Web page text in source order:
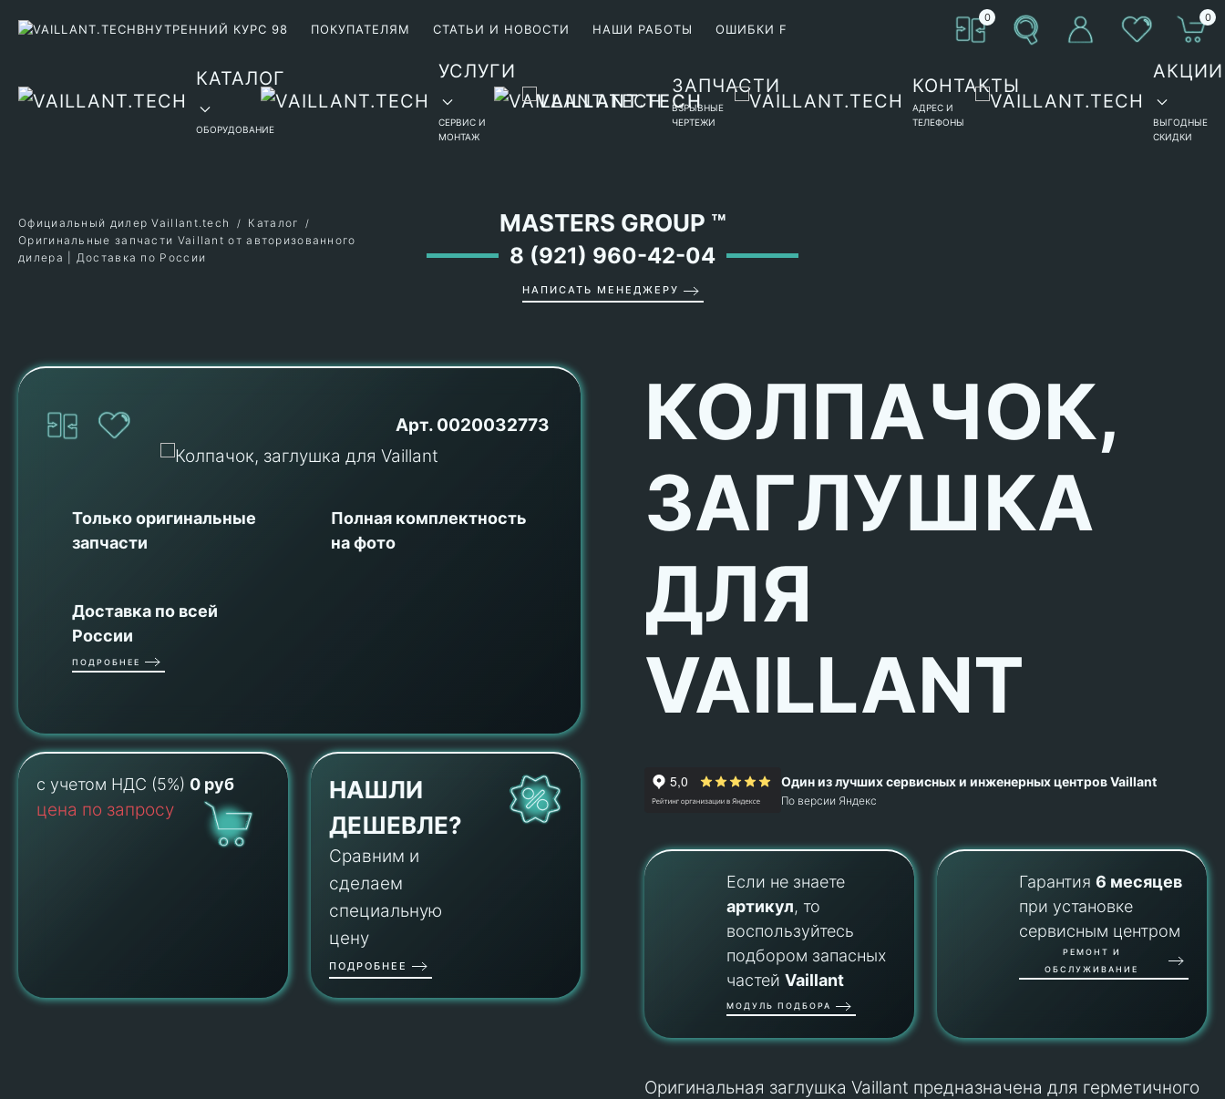
ВНУТРЕННИЙ КУРС 98 ПОКУПАТЕЛЯМ СТАТЬИ И НОВОСТИ НАШИ РАБОТЫ ОШИБКИ F
0 0
КАТАЛОГ
ОБОРУДОВАНИЕ
УСЛУГИ
СЕРВИС И
МОНТАЖ
ЗАПЧАСТИ
ВЗРЫВНЫЕ
ЧЕРТЕЖИ
КОНТАКТЫ
АДРЕС И
ТЕЛЕФОНЫ
АКЦИИ
ВЫГОДНЫЕ
СКИДКИ
MASTERS GROUP ™
8 (921) 960-42-04
НАПИСАТЬ МЕНЕДЖЕРУ
Официальный дилер Vaillant.tech
Каталог
Оригинальные запчасти Vaillant от авторизованного
дилера | Доставка по России
Арт. 0020032773
Только оригинальные
запчасти
Полная комплектность
на фото
Доставка по всей
России
ПОДРОБНЕЕ
с учетом НДС (5%) 0 руб
цена по запросу
НАШЛИ
ДЕШЕВЛЕ?
Сравним и
сделаем
специальную
цену
ПОДРОБНЕЕ
КОЛПАЧОК,
ЗАГЛУШКА
ДЛЯ
VAILLANT
Один из лучших сервисных и инженерных центров Vaillant
По версии Яндекс
Если не знаете
артикул, то
воспользуйтесь
подбором запасных
частейVaillant
МОДУЛЬ ПОДБОРА
Гарантия6 месяцев
при установке
сервисным центром
РЕМОНТ И
ОБСЛУЖИВАНИЕ
Оригинальная заглушка Vaillant предназначена для герметичного